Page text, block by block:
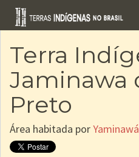
Terra
Jaminawa
Preto
Área habitada porYaminawá